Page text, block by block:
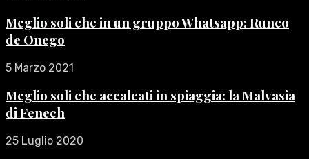
Meglio soli che in un gruppo Whatsapp: Runco
de Onego
5 Marzo 2021
Meglio soli che accalcati in spiaggia: la Malvasia
di Fenech
25 Luglio 2020